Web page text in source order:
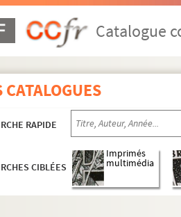
Catalogue
CATALOGUES
RAPIDE
CIBLÉES
Imprimés
multimédia
Sardou. Nos intimes : comédie en 4
Guiraud. Nos vingt ans : comédie
Foucher, Paul Meurice. Notre Dame
Gantillon. Notre Dame des songes :
Capus. Notre jeunesse : comédie en 4
Wilder. Notre petite ville : pièce
de Najac, Alfred Hennequin. Nounou :
Catroux. Nous entrerons dans la